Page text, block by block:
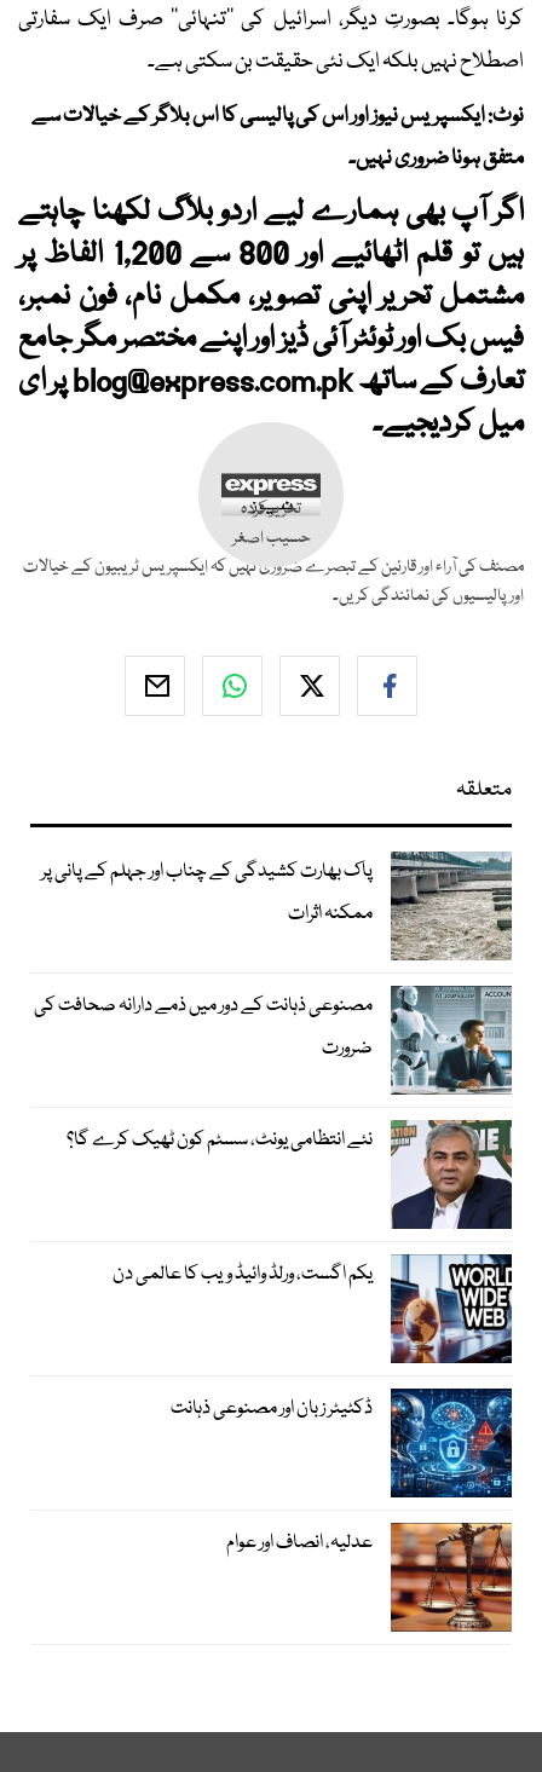
کرنا ہوگا۔ بصورتِ دیگر، اسرائیل کی ’’تنہائی‘‘ صرف ایک سفارتی
اصطلاح نہیں بلکہ ایک نئی حقیقت بن سکتی ہے۔
نوٹ: ایکسپریس نیوز اور اس کی پالیسی کا اس بلاگر کے خیالات سے
متفق ہونا ضروری نہیں۔
اگر آپ بھی ہمارے لیے اردو بلاگ لکھنا چاہتے
ہیں تو قلم اٹھائیے اور 800 سے 1,200 الفاظ پر
مشتمل تحریر اپنی تصویر، مکمل نام، فون نمبر،
فیس بک اور ٹوئٹر آئی ڈیز اور اپنے مختصر مگر جامع
تعارف کے ساتھblog@express.com.pkپر ای
میل کردیجیے۔
تحریر کردہ
حسیب اصغر
مصنف کی آراء اور قارئین کے تبصرے ضروری نہیں کہ ایکسپریس ٹریبیون کے خیالات
اور پالیسیوں کی نمائندگی کریں۔
متعلقہ
پاک بھارت کشیدگی کے چناب اور جہلم کے پانی پر
ممکنہ اثرات
مصنوعی ذہانت کے دور میں ذمے دارانہ صحافت کی
ضرورت
نئے انتظامی یونٹ، سسٹم کون ٹھیک کرے گا؟
یکم اگست، ورلڈ وائیڈ ویب کا عالمی دن
ڈکٹیٹر زبان اور مصنوعی ذہانت
عدلیہ، انصاف اور عوام